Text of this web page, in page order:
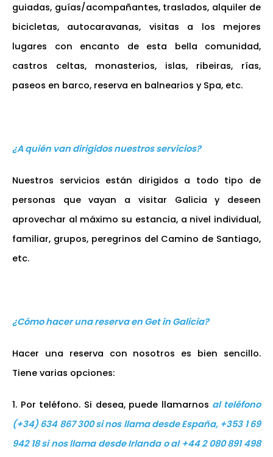
guiadas, guías/acompañantes, traslados, alquiler de
bicicletas, autocaravanas, visitas a los mejores
lugares con encanto de esta bella comunidad,
castros celtas, monasterios, islas, ribeiras, rías,
paseos en barco, reserva en balnearios y Spa, etc.
¿A quién van dirigidos nuestros servicios?
Nuestros servicios están dirigidos a todo tipo de
personas que vayan a visitar Galicia y deseen
aprovechar al máximo su estancia, a nivel individual,
familiar, grupos, peregrinos del Camino de Santiago,
etc.
¿Cómo hacer una reserva en Get in Galicia?
Hacer una reserva con nosotros es bien sencillo.
Tiene varias opciones:
1. Por teléfono. Si desea, puede llamarnos al teléfono
(+34) 634 867 300 si nos llama desde España, +353 1 69
942 18 si nos llama desde Irlanda o al +44 2 080 891 498